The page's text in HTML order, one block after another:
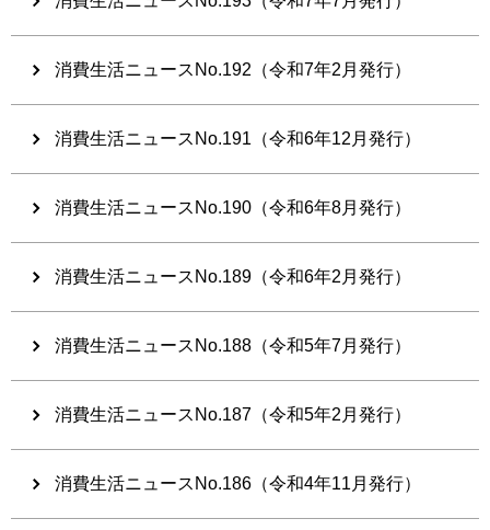
消費生活ニュースNo.192（令和7年2月発行）
消費生活ニュースNo.191（令和6年12月発行）
消費生活ニュースNo.190（令和6年8月発行）
消費生活ニュースNo.189（令和6年2月発行）
消費生活ニュースNo.188（令和5年7月発行）
消費生活ニュースNo.187（令和5年2月発行）
消費生活ニュースNo.186（令和4年11月発行）